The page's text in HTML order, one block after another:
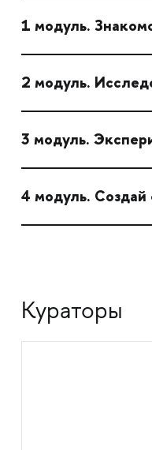
1 модуль.
2 модуль.
3 модуль.
4 модуль. Создай
Кураторы